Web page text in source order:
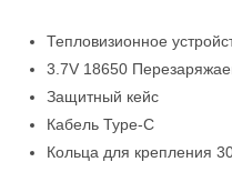
Тепловизионное
3.7V 18650
Защитный кейс
Кабель Type-C
Кольца для крепления